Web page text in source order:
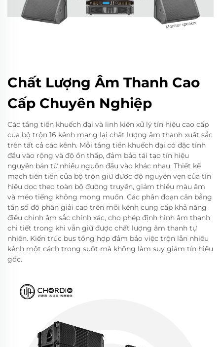
Chất Lượng Âm Thanh Cao
Cấp Chuyên Nghiệp
Các tầng tiền khuếch đại và linh kiện xử lý tín hiệu cao cấp
của bộ trộn 16 kênh mang lại chất lượng âm thanh xuất sắc
trên tất cả các kênh. Mỗi tầng tiền khuếch đại có đặc tính
đầu vào rộng và độ ồn thấp, đảm bảo tái tạo tín hiệu
nguyên bản từ nhiều nguồn đầu vào khác nhau. Thiết kế
mạch tiên tiến của bộ trộn giữ được độ nguyên vẹn của tín
hiệu dọc theo toàn bộ đường truyền, giảm thiểu màu âm
và méo tiếng không mong muốn. Các phân đoạn cân bằng
tần số độ phân giải cao trên mỗi kênh cung cấp khả năng
điều chỉnh âm sắc chính xác, cho phép định hình âm thanh
chi tiết trong khi vẫn giữ được chất lượng âm thanh tự
nhiên. Kiến trúc bus tổng hợp đảm bảo việc trộn lẫn nhiều
kênh một cách trong suốt mà không làm suy giảm tín hiệu
gốc.